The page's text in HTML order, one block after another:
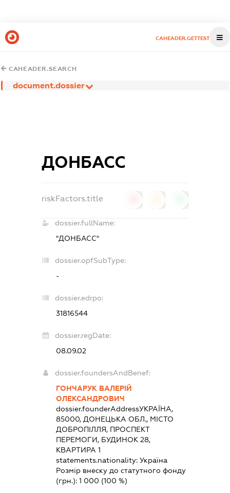
CAHEADER.GETTEST
CAHEADER.SEARCH
document.dossier
ДОНБАСС
riskFactors.title
dossier.fullName:
"ДОНБАСС"
dossier.opfSubType:
-
dossier.edrpo:
31816544
dossier.regDate:
08.09.02
dossier.foundersAndBenef:
ГОНЧАРУК ВАЛЕРІЙ
ОЛЕКСАНДРОВИЧ
dossier.founderAddressУКРАЇНА,
85000, ДОНЕЦЬКА ОБЛ., МІСТО
ДОБРОПІЛЛЯ, ПРОСПЕКТ
ПЕРЕМОГИ, БУДИНОК 28,
КВАРТИРА 1
statements.nationality: Україна
Розмір внеску до статутного фонду
(грн.): 1 000 (100 %)